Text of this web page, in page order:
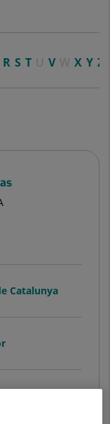
RST UV WXYZ
Catalunya